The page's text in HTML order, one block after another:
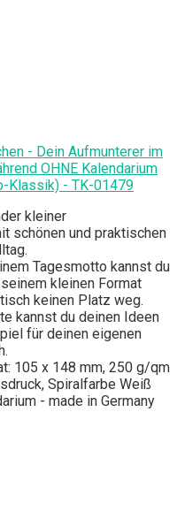
- Dein Aufmunterer im
OHNE Kalendarium
Klassik) - TK-01479
kleiner
schönen und praktischen
Tagesmotto kannst du
kleinen Format
keinen Platz weg.
kannst du deinen Ideen
für deinen eigenen
105 x 148 mm, 250 g/qm
Spiralfarbe Weiß
- made in Germany